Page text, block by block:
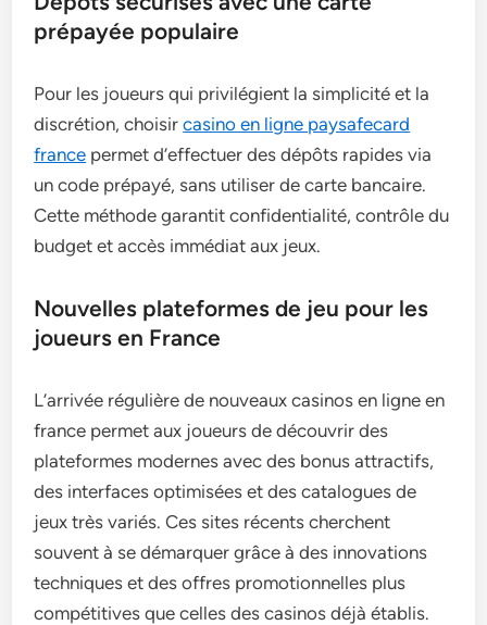
prépayée populaire
Pour les joueurs qui privilégient la simplicité et la
discrétion, choisircasino en ligne paysafecard
france permet d’effectuer des dépôts rapides via
un code prépayé, sans utiliser de carte bancaire.
Cette méthode garantit confidentialité, contrôle du
budget et accès immédiat aux jeux.
Nouvelles plateformes de jeu pour les
joueurs en France
L’arrivée régulière de nouveaux casinos en ligne en
france permet aux joueurs de découvrir des
plateformes modernes avec des bonus attractifs,
des interfaces optimisées et des catalogues de
jeux très variés. Ces sites récents cherchent
souvent à se démarquer grâce à des innovations
techniques et des offres promotionnelles plus
compétitives que celles des casinos déjà établis.